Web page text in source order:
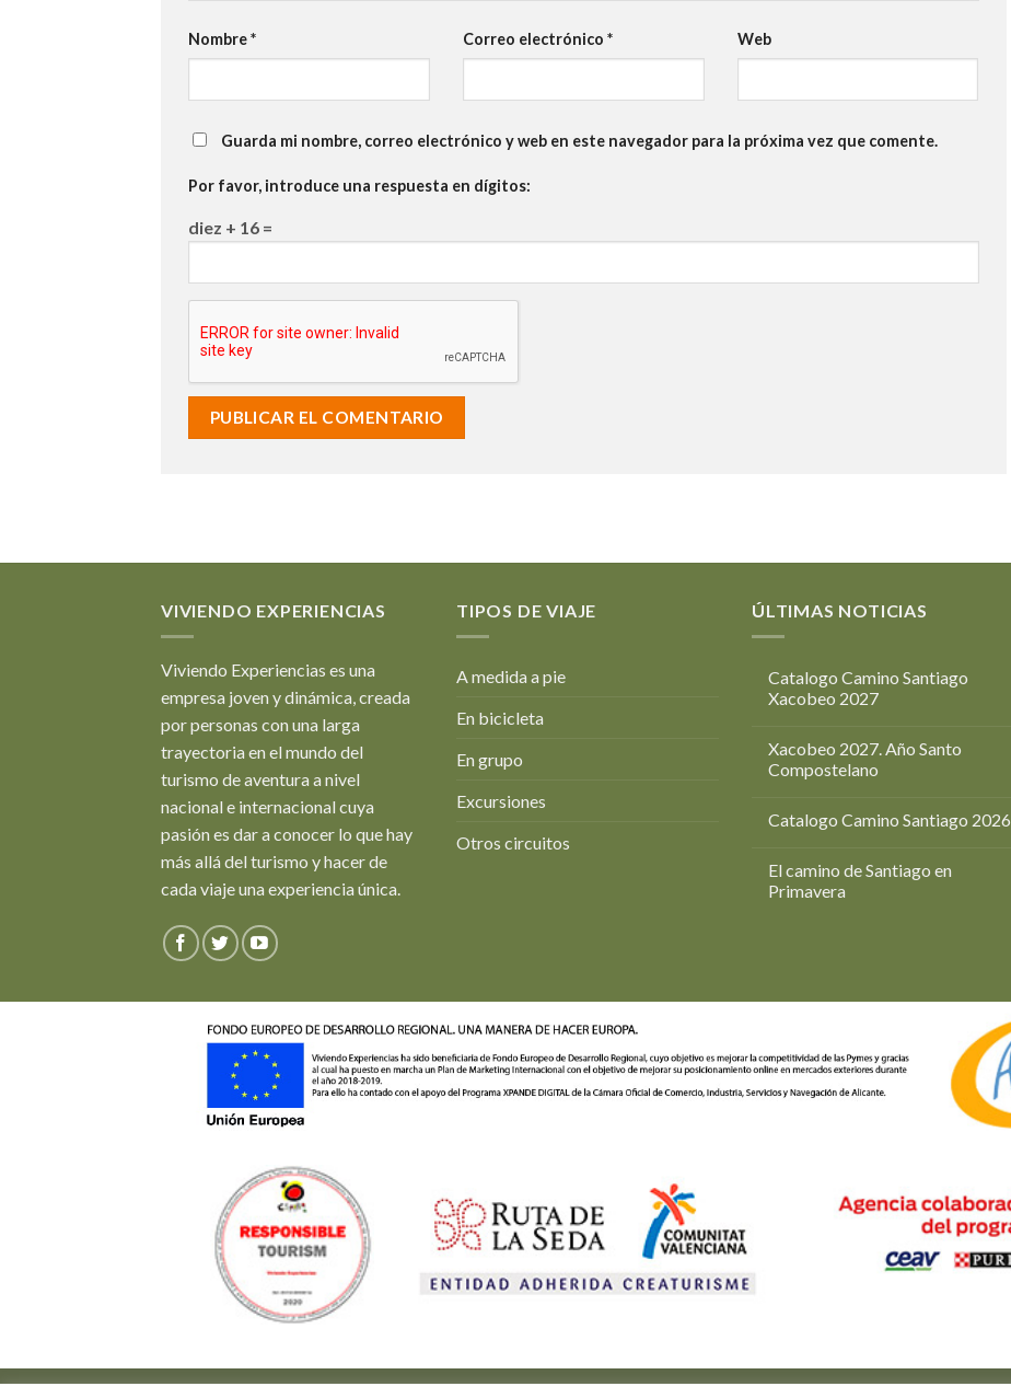
Nombre* Correo electrónico * Web
Guarda mi nombre, correo electrónico y web en este navegador para la próxima vez que comente.
Por favor, introduce una respuesta en dígitos:
diez + 16 =
VIVIENDO EXPERIENCIAS
Viviendo Experiencias es una
empresa joven y dinámica, creada
por personas con una larga
trayectoria en el mundo del
turismo de aventura a nivel
nacional e internacional cuya
pasión es dar a conocer lo que hay
más allá del turismo y hacer de
cada viaje una experiencia única.
TIPOS DE VIAJE
A medida a pie
En bicicleta
En grupo
Excursiones
Otros circuitos
ÚLTIMAS NOTICIAS
Catalogo Camino Santiago
Xacobeo 2027
Xacobeo 2027. Año Santo
Compostelano
Catalogo Camino Santiago 2026
El camino de Santiago en
Primavera